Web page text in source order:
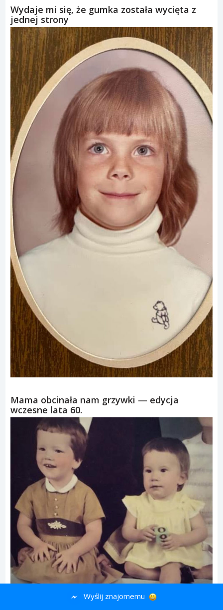
Wydaje mi się, że gumka została wycięta z
jednej strony
Mama obcinała nam grzywki — edycja
wczesne lata 60.
Wyślij znajomemu